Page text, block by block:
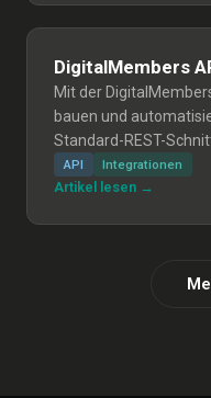
DigitalMembers
Mit der
bauen und
Standard-REST-
Credentials).
per OAuth2 holen,
API Integrationen
Artikel lesen →